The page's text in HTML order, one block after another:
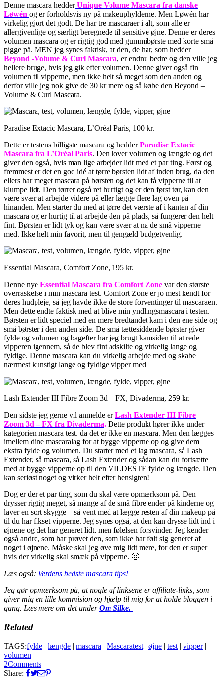
Denne mascara hedderUnique Volume Mascara fra danske
Løwén og er forholdsvis ny på makeuphylderne. Men Løwén har
virkelig gjort det godt. De har tre mascaraer i alt, som alle er
allergivenlige og særligt beregnede til sensitive øjne. Denne er deres
volumen mascara og er rigtig god med gummibørste med korte små
pigge på. MEN jeg synes faktisk, at den, de har, som hedder
Beyond -Volume & Curl Mascara, er endnu bedre og den ville jeg
hellere bruge, hvis jeg gik efter volumen. Denne giver også fin
volumen til vipperne, men ikke helt så meget som den anden og
derfor ville jeg nok give de 30 kr mere og så købe den Beyond –
Volume & Curl Mascara.
Paradise Extacic Mascara, L’Oréal Paris, 100 kr.
Dette er testens billigste mascara og hedder Paradise Extacic
Mascara fra L’Oréal Paris. Den lover volumen og længde og det
giver den også, hvis man lige arbejder lidt med et par ting. Først og
fremmest er det en god idé at tørre børsten lidt af inden brug, da den
ellers har meget mascara på børsten og det kan få vipperne til at
klumpe lidt. Den tørrer også ret hurtigt og er den først tør, kan den
være svær at arbejde videre på eller lægge flere lag oven på
hinanden. Men starter du med at tørre det værste af i kanten af din
mascara og er hurtig til at arbejde den på plads, så fungerer den helt
fint. Børsten er lidt tyk og kan være svær at nå de små vipperne
med. Ikke helt min favorit, men til gengæld budgetvenlig.
Essential Mascara, Comfort Zone, 195 kr.
Denne nye Essential Mascara fra Comfort Zone var den største
overraskelse i min mascara test. Comfort Zone er jo mest kendt for
deres hudpleje, så jeg havde ikke de store forventinger til mascaraen.
Men dette endte faktisk med at blive min yndlingsmascara i testen.
Børsten er lidt speciel med en mere bredtandet kam i den ene side og
små børster i den anden side. De små tættesiddende børster giver
fylde og volumen og bagefter har jeg brugt kamsiden til at rede
vipperen igennem, så de blev fint adskilte og virkelig lange og
fyldige. Denne mascara kan du virkelig arbejde med og skabe
nærmest kunstigt lange og fyldige vipper med.
Lash Extender III Fibre Zoom 3d – FX, Divaderma, 259 kr.
Den sidste jeg gerne vil anmelde erLash Extender III Fibre
Zoom 3d – FX fra Divaderma. Dette produkt hører ikke under
kategorien mascara test, da det er ikke en mascara. Men den lægges
imellem dine mascaralag for at bygge vipperne op og give dem
ekstra fylde og volumen. Du starter med et lag mascara, så Lash
Extender, så mascara, så Lash Extender og sådan kan du fortsætte
med at bygge vipperne op til den VILDESTE fylde og længde. Den
kan seriøst noget og virker helt efter hensigten!
Dog er der et par ting, som du skal være opmærksom på. Den
drysser rigtig meget, så mange af de små fibre ender på kinderne og
laver en sort skygge – så vent med at lægge resten af din makeup på
til du har fikset vipperne. Jeg synes også, at den kan drysse lidt ind i
øjnene og det har generet lidt, men følelsen forsvinder. Jeg kender
også andre, som har prøvet den, som ikke har følt sig generet af
noget i øjnene. Måske skal jeg øve mig lidt mere, for den er super
hvis der virkelig skal smæk på vipperne. 🙂
Læs også: Verdens bedste mascara tips!
Jeg gør opmærksom på, at nogle af linksene er affiliate-links, som
giver mig en lille kommision og hjælp til mig for at holde bloggen i
gang. Læs mere om det underOm Silke.
Related
TAGS:fylde | længde | mascara | Mascaratest | øjne | test | vipper|
volumen
2Comments
Share: